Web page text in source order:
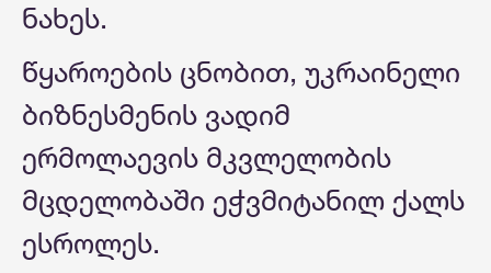
ნახეს.
წყაროების ცნობით, უკრაინელი
ბიზნესმენის ვადიმ
ერმოლაევის მკვლელობის
მცდელობაში ეჭვმიტანილ ქალს
ესროლეს.